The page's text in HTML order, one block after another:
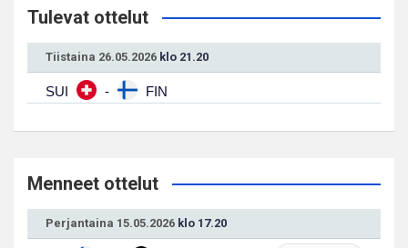
Tulevat ottelut
Tiistaina 26.05.2026 klo 21.20
SUI - FIN
Menneet ottelut
Perjantaina 15.05.2026 klo 17.20